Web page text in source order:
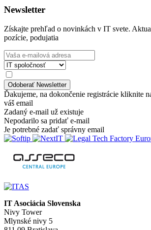
Newsletter
Získajte prehľad o novinkách v IT svete.
pozície, podujatia
Ďakujeme, na dokončenie registrácie kliknite
váš email
Zadaný e-mail už existuje
Nepodarilo sa pridať e-mail
Je potrebné zadať správny email
IT Asociácia Slovenska
Nivy Tower
Mlynské nivy 5